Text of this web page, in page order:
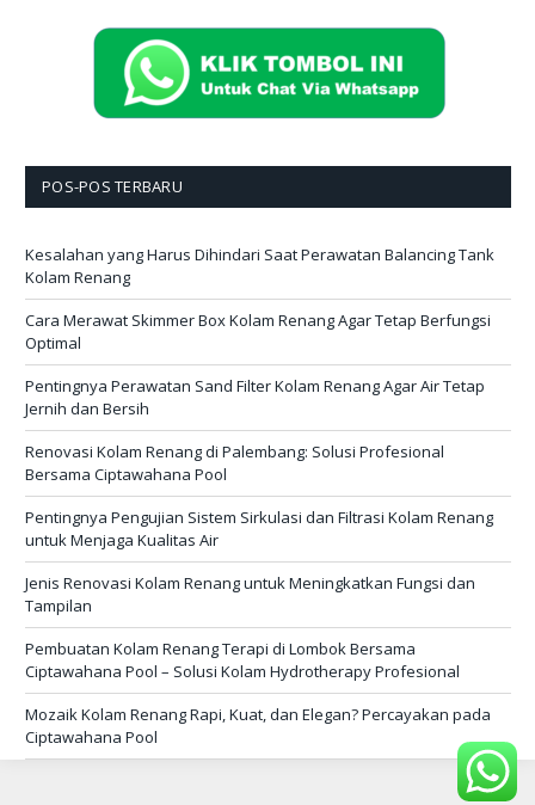
POS-POS TERBARU
Kesalahan yang Harus Dihindari Saat Perawatan Balancing Tank
Kolam Renang
Cara Merawat Skimmer Box Kolam Renang Agar Tetap Berfungsi
Optimal
Pentingnya Perawatan Sand Filter Kolam Renang Agar Air Tetap
Jernih dan Bersih
Renovasi Kolam Renang di Palembang: Solusi Profesional
Bersama Ciptawahana Pool
Pentingnya Pengujian Sistem Sirkulasi dan Filtrasi Kolam Renang
untuk Menjaga Kualitas Air
Jenis Renovasi Kolam Renang untuk Meningkatkan Fungsi dan
Tampilan
Pembuatan Kolam Renang Terapi di Lombok Bersama
Ciptawahana Pool – Solusi Kolam Hydrotherapy Profesional
Mozaik Kolam Renang Rapi, Kuat, dan Elegan? Percayakan pada
Ciptawahana Pool